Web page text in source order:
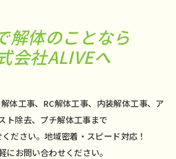
解体のことなら
会社ALIVEへ
体工事、RC解体工事、内装解体工事、ア
ト除去、プチ解体工事まで
ださい。地域密着・スピード対応！
にお問い合わせください。